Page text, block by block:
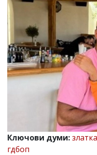
Веселин
Василев,
email:
v.vasilev@flagman.bg
Катя
Касабова,
еmail:k.kassabova@flagman.bg
email:
office@flagman.bg
Ключови думи:
гдбоп